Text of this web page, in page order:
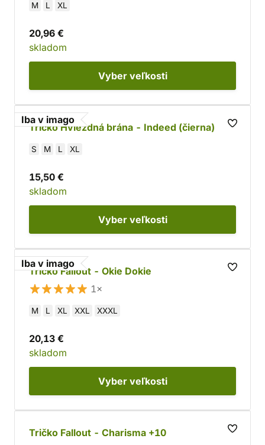
M L XL
20,96 €
skladom
Vyber veľkosti
Iba v imago
Tričko Hviezdná brána - Indeed (čierna)
S M L XL
15,50 €
skladom
Vyber veľkosti
Iba v imago
Tričko Fallout - Okie Dokie
1×
M L XL XXL XXXL
20,13 €
skladom
Vyber veľkosti
Tričko Fallout - Charisma +10